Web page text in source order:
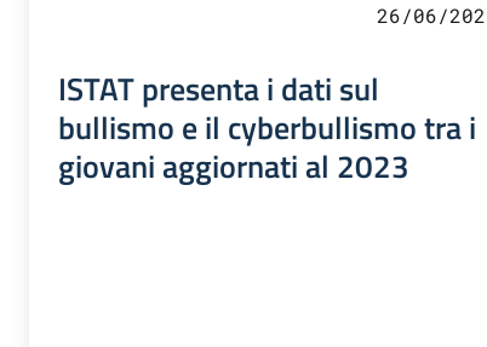
26/06/
ISTAT presenta i dati sul
bullismo e il cyberbullismo tra i
giovani aggiornati al 2023